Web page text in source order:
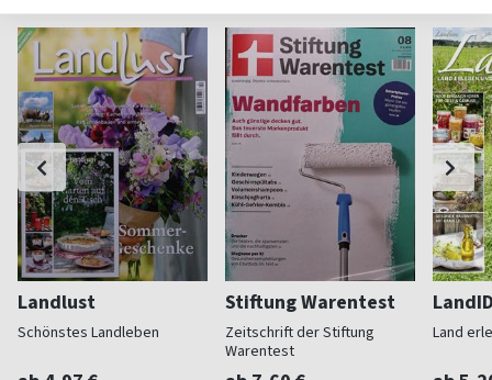
Landlust
Schönstes Landleben
Stiftung Warentest
Zeitschrift der Stiftung
Warentest
Land